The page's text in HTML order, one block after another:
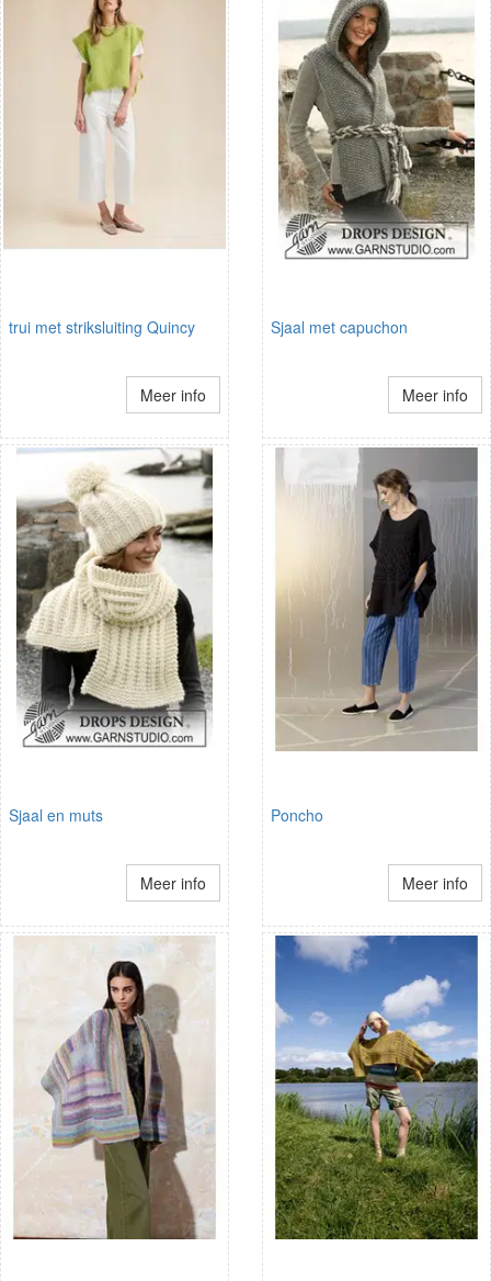
trui met striksluiting Quincy
Meer info
Sjaal met capuchon
Meer info
Sjaal en muts
Meer info
Poncho
Meer info